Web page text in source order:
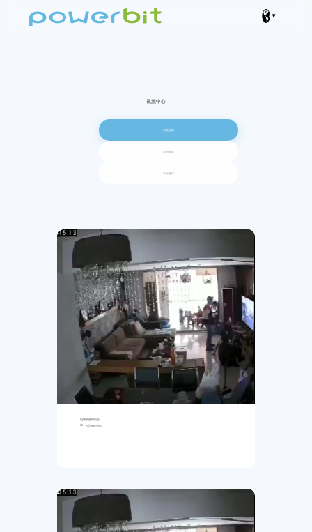
视频中心
安装视频
其他资讯
产品宣传
▶
电源的使用安全
2025年8月26日
▶